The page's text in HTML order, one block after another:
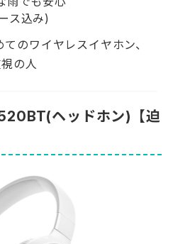
ス込み)
てのワイヤレスイヤホン、
の人
ヘッドホン)【迫